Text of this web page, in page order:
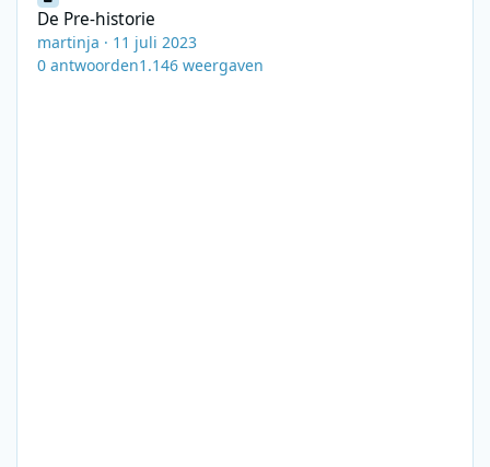
De Pre-historie
martinja · 11 juli 2023
0 antwoorden1.146 weergaven